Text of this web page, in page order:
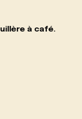
à café.